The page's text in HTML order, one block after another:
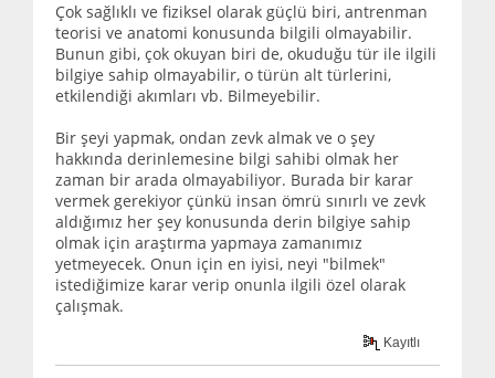
Çok sağlıklı ve fiziksel olarak güçlü biri, antrenman
teorisi ve anatomi konusunda bilgili olmayabilir.
Bunun gibi, çok okuyan biri de, okuduğu tür ile ilgili
bilgiye sahip olmayabilir, o türün alt türlerini,
etkilendiği akımları vb. Bilmeyebilir.
Bir şeyi yapmak, ondan zevk almak ve o şey
hakkında derinlemesine bilgi sahibi olmak her
zaman bir arada olmayabiliyor. Burada bir karar
vermek gerekiyor çünkü insan ömrü sınırlı ve zevk
aldığımız her şey konusunda derin bilgiye sahip
olmak için araştırma yapmaya zamanımız
yetmeyecek. Onun için en iyisi, neyi "bilmek"
istediğimize karar verip onunla ilgili özel olarak
çalışmak.
Kayıtlı